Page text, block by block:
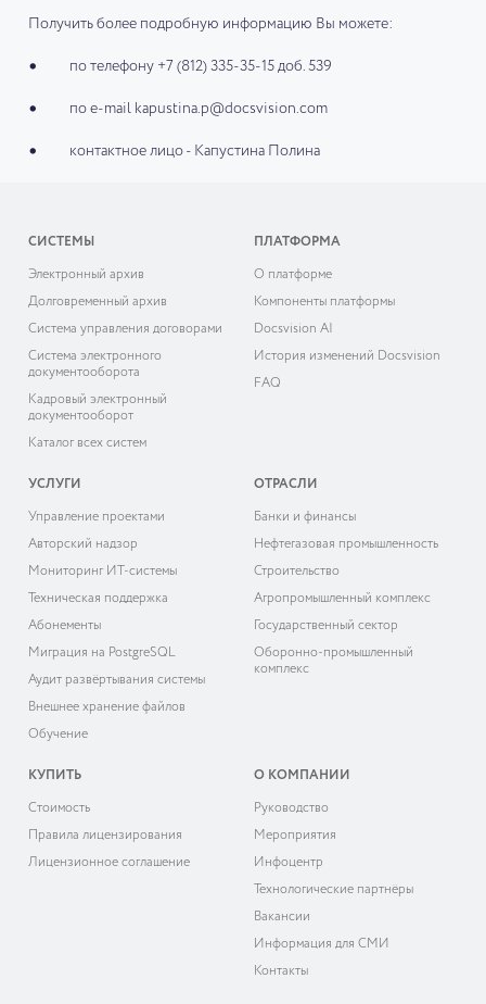
Получить более подробную информацию Вы можете:
по телефону +7 (812) 335-35-15 доб. 539
по e-mail kapustina.p@docsvision.com
контактное лицо - Капустина Полина
СИСТЕМЫ
Электронный архив
Долговременный архив
Система управления договорами
Система электронного
документооборота
Кадровый электронный
документооборот
Каталог всех систем
ПЛАТФОРМА
О платформе
Компоненты платформы
Docsvision AI
История изменений Docsvision
FAQ
УСЛУГИ
Управление проектами
Авторский надзор
Мониторинг ИТ-системы
Техническая поддержка
Абонементы
Миграция на PostgreSQL
Аудит развёртывания системы
Внешнее хранение файлов
Обучение
ОТРАСЛИ
Банки и финансы
Нефтегазовая промышленность
Строительство
Агропромышленный комплекс
Государственный сектор
Оборонно-промышленный
комплекс
КУПИТЬ
Cтоимость
Правила лицензирования
Лицензионное соглашение
О КОМПАНИИ
Руководство
Мероприятия
Инфоцентр
Технологические партнёры
Вакансии
Информация для СМИ
Контакты